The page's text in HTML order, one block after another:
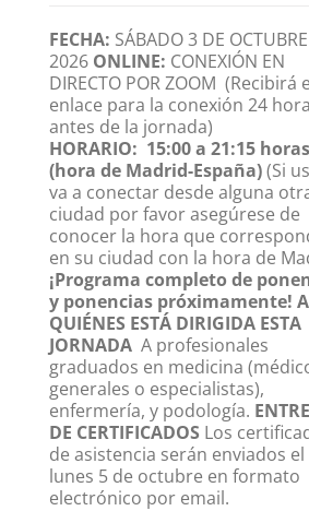
FECHA: SÁBADO 3 DE
2026 ONLINE: CONEXIÓN EN
DIRECTO POR ZOOM (Recibirá
enlace para la conexión 24
antes de la jornada)
HORARIO: 15:00 a 21:15 horas
(hora de Madrid-España)(Si
va a conectar desde alguna
ciudad por favor asegúrese de
conocer la hora que
en su ciudad con la hora de
¡Programa completo de
y ponencias próximamente! A
QUIÉNES ESTÁ DIRIGIDA ESTA
JORNADA A profesionales
graduados en medicina
generales o especialistas),
enfermería, y podología.
DE CERTIFICADOS Los
de asistencia serán enviados el
lunes 5 de octubre en formato
electrónico por email.